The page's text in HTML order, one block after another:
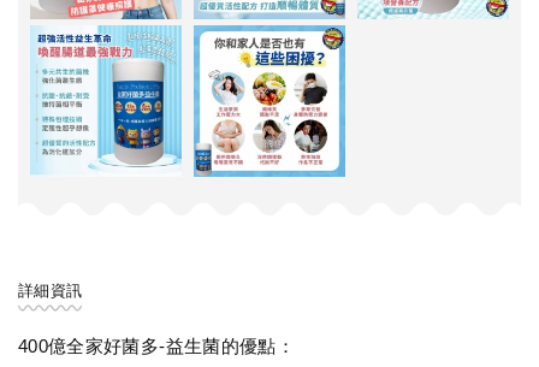
詳細資訊
400億全家好菌多-益生菌的優點：